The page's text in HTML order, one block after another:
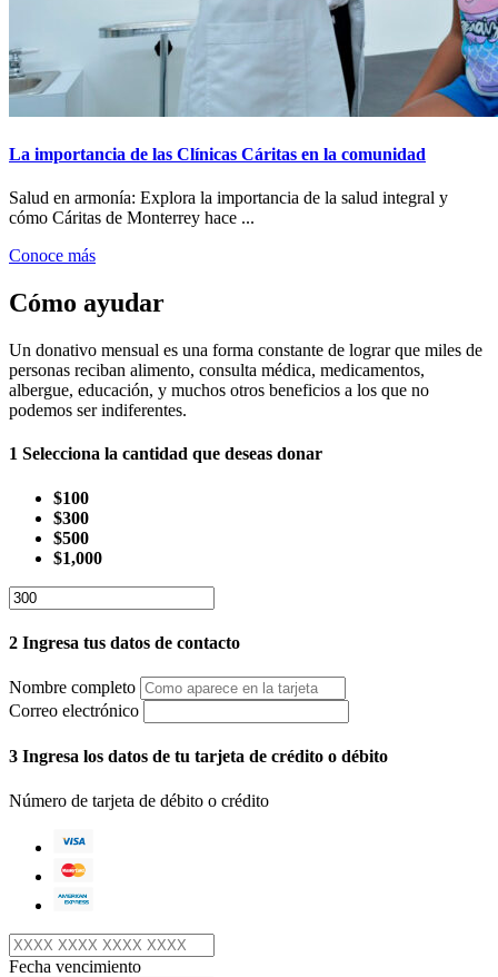
La importancia de las Clínicas Cáritas en la comunidad
Salud en armonía: Explora la importancia de la salud integral y
cómo Cáritas de Monterrey hace ...
Conoce más
Cómo ayudar
Un donativo mensual es una forma constante de lograr que miles de
personas reciban alimento, consulta médica, medicamentos,
albergue, educación, y muchos otros beneficios a los que no
podemos ser indiferentes.
1 Selecciona la cantidad que deseas donar
$100
$300
$500
$1,000
2 Ingresa tus datos de contacto
Nombre completo
Correo electrónico
3 Ingresa los datos de tu tarjeta de crédito o débito
Número de tarjeta de débito o crédito
Fecha vencimiento